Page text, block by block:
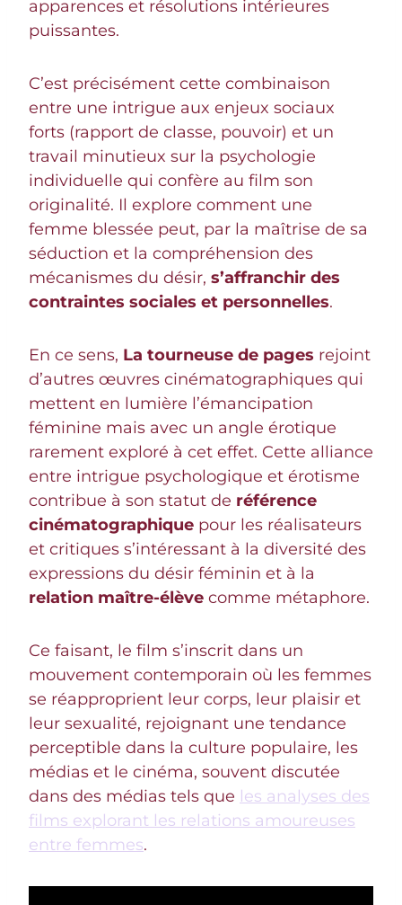
apparences et résolutions intérieures
puissantes.
C’est précisément cette combinaison
entre une intrigue aux enjeux sociaux
forts (rapport de classe, pouvoir) et un
travail minutieux sur la psychologie
individuelle qui confère au film son
originalité. Il explore comment une
femme blessée peut, par la maîtrise de sa
séduction et la compréhension des
mécanismes du désir, s’affranchir des
contraintes sociales et personnelles.
En ce sens, La tourneuse de pages rejoint
d’autres œuvres cinématographiques qui
mettent en lumière l’émancipation
féminine mais avec un angle érotique
rarement exploré à cet effet. Cette alliance
entre intrigue psychologique et érotisme
contribue à son statut de référence
cinématographique pour les réalisateurs
et critiques s’intéressant à la diversité des
expressions du désir féminin et à la
relation maître-élève comme métaphore.
Ce faisant, le film s’inscrit dans un
mouvement contemporain où les femmes
se réapproprient leur corps, leur plaisir et
leur sexualité, rejoignant une tendance
perceptible dans la culture populaire, les
médias et le cinéma, souvent discutée
dans des médias tels que les analyses des
films explorant les relations amoureuses
entre femmes.